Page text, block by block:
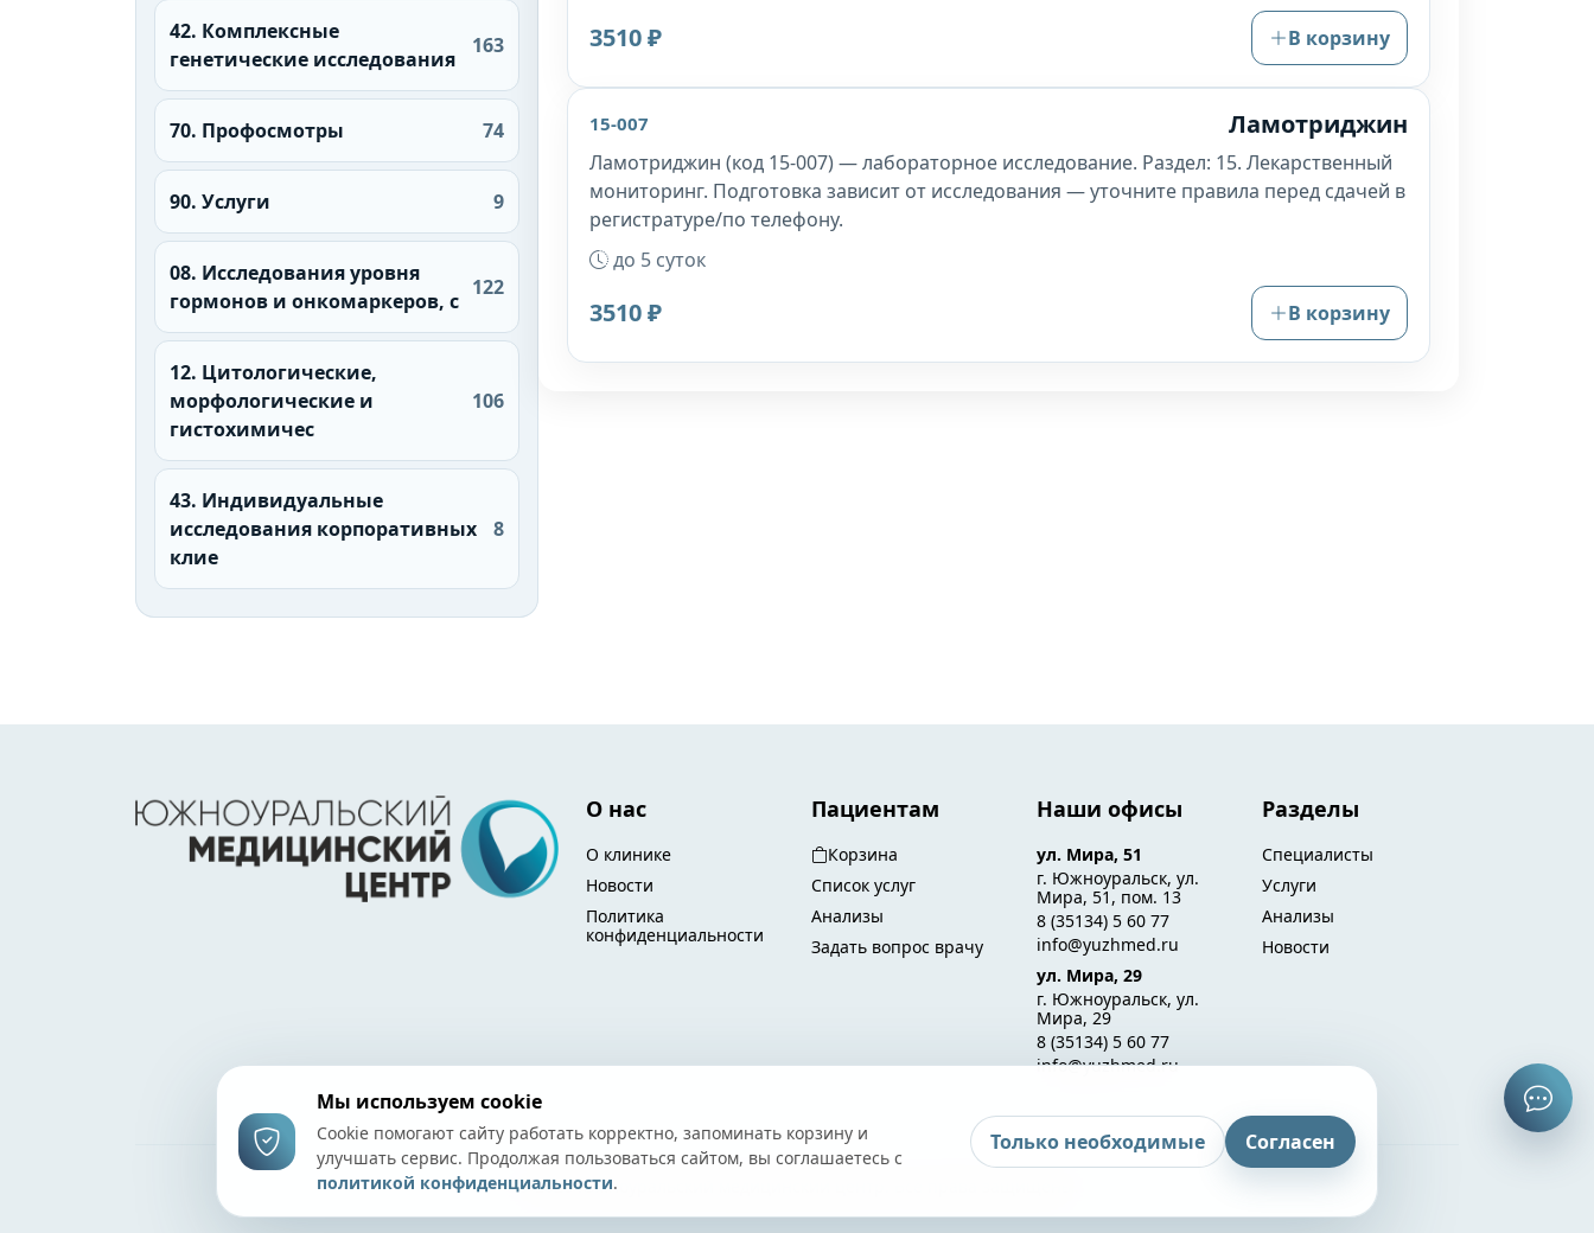
42. Комплексные
генетические исследования
163
70. Профосмотры 74
90. Услуги 9
08. Исследования уровня
гормонов и онкомаркеров, с
122
12. Цитологические,
морфологические и
гистохимичес
106
43. Индивидуальные
исследования корпоративных
клие
8
3510 ₽ В корзину
15-007 Ламотриджин
Ламотриджин (код 15-007) — лабораторное исследование. Раздел: 15. Лекарственный
мониторинг. Подготовка зависит от исследования — уточните правила перед сдачей в
регистратуре/по телефону.
до 5 суток
3510 ₽ В корзину
О нас
О клинике
Новости
Политика
конфиденциальности
Пациентам
Корзина
Список услуг
Анализы
Задать вопрос врачу
Наши офисы
ул. Мира, 51
г. Южноуральск, ул.
Мира, 51, пом. 13
8 (35134) 5 60 77
info@yuzhmed.ru
ул. Мира, 29
г. Южноуральск, ул.
Мира, 29
8 (35134) 5 60 77
info@yuzhmed.ru
Разделы
Специалисты
Услуги
Анализы
Новости
© 2026 Южноуральский медицинский центр. Все права защищены.
Мы используем cookie
Cookie помогают сайту работать корректно, запоминать корзину и
улучшать сервис. Продолжая пользоваться сайтом, вы соглашаетесь с
политикой конфиденциальности.
Только необходимые Согласен